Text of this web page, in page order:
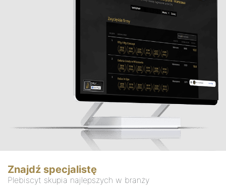
Znajdź specjalistę
Plebiscyt skupia najlepszych w branży